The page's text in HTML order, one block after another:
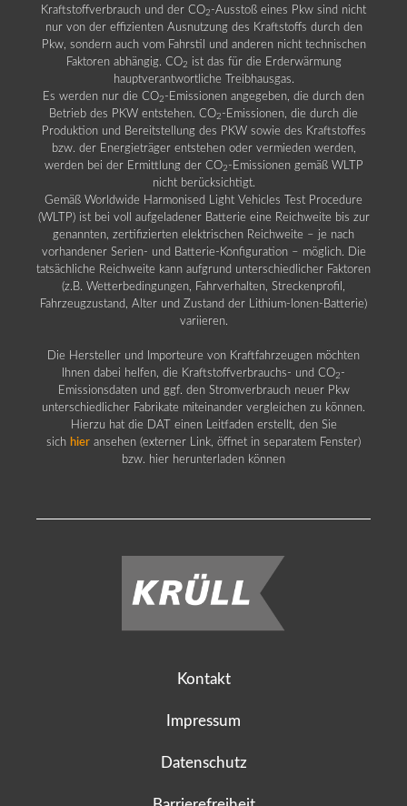
Kraftstoffverbrauch und der CO2 -Ausstoß eines Pkw sind nicht
nur von der effizienten Ausnutzung des Kraftstoffs durch den
Pkw, sondern auch vom Fahrstil und anderen nicht technischen
Faktoren abhängig. CO2 ist das für die Erderwärmung
hauptverantwortliche Treibhausgas.
Es werden nur die CO2 -Emissionen angegeben, die durch den
Betrieb des PKW entstehen. CO2 -Emissionen, die durch die
Produktion und Bereitstellung des PKW sowie des Kraftstoffes
bzw. der Energieträger entstehen oder vermieden werden,
werden bei der Ermittlung der CO2 -Emissionen gemäß WLTP
nicht berücksichtigt.
Gemäß Worldwide Harmonised Light Vehicles Test Procedure
(WLTP) ist bei voll aufgeladener Batterie eine Reichweite bis zur
genannten, zertifizierten elektrischen Reichweite – je nach
vorhandener Serien- und Batterie-Konfiguration – möglich. Die
tatsächliche Reichweite kann aufgrund unterschiedlicher Faktoren
(z.B. Wetterbedingungen, Fahrverhalten, Streckenprofil,
Fahrzeugzustand, Alter und Zustand der Lithium-Ionen-Batterie)
variieren.
Die Hersteller und Importeure von Kraftfahrzeugen möchten
Ihnen dabei helfen, die Kraftstoffverbrauchs- und CO2 -
Emissionsdaten und ggf. den Stromverbrauch neuer Pkw
unterschiedlicher Fabrikate miteinander vergleichen zu können.
Hierzu hat die DAT einen Leitfaden erstellt, den Sie
sich hier ansehen (externer Link, öffnet in separatem Fenster)
bzw. hier herunterladen können
Kontakt
Impressum
Datenschutz